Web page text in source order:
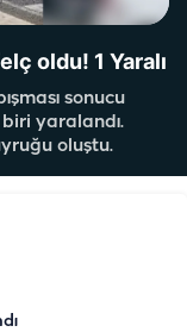
oldu! 1 Yaralı
sonucu
yaralandı.
oluştu.